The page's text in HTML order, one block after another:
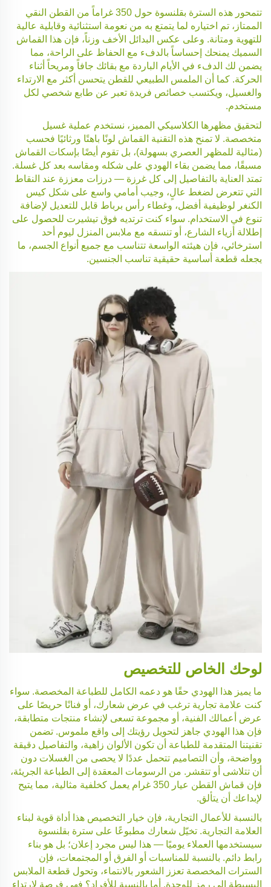
تتمحور هذه السترة بقلنسوة حول 350 غراماً من القطن النقي
الممتاز، تم اختياره لما يتمتع به من نعومة استثنائية وقابلية عالية
للتهوية ومتانة. وعلى عكس البدائل الأخف وزناً، فإن هذا القماش
السميك يمنحك إحساساً بالدفء مع الحفاظ على الراحة، مما
يضمن لك الدفء في الأيام الباردة مع بقائك جافاً ومريحاً أثناء
الحركة. كما أن الملمس الطبيعي للقطن يتحسن أكثر مع الارتداء
والغسيل، ويكتسب خصائص فريدة تعبر عن طابع شخصي لكل
مستخدم.
لتحقيق مظهرها الكلاسيكي المميز، نستخدم عملية غسيل
متخصصة. لا تمنح هذه التقنية القماش لونًا باهتًا ورثائيًا فحسب
(مثالية للمظهر العصري بسهولة)، بل تقوم أيضًا بإسكات القماش
مسبقًا، مما يضمن بقاء الهودي على شكله ومقاسه بعد كل غسلة.
تمتد العناية بالتفاصيل إلى كل غرزة — درزات معززة عند النقاط
التي تتعرض لضغط عالٍ، وجيب أمامي واسع على شكل كيس
الكنغر لوظيفية أفضل، وغطاء رأس برباط قابل للتعديل لإضافة
تنوع في الاستخدام. سواء كنت ترتديه فوق تيشيرت للحصول على
إطلالة أزياء الشارع، أو تنسقه مع ملابس المنزل ليوم أحد
استرخائي، فإن هيئته الواسعة تتناسب مع جميع أنواع الجسم، ما
يجعله قطعة أساسية حقيقية تناسب الجنسين.
لوحك الخاص للتخصيص
ما يميز هذا الهودي حقًا هو دعمه الكامل للطباعة المخصصة. سواء
كنت علامة تجارية ترغب في عرض شعارك، أو فنانًا حريصًا على
عرض أعمالك الفنية، أو مجموعة تسعى لإنشاء منتجات متطابقة،
فإن هذا الهودي جاهز لتحويل رؤيتك إلى واقع ملموس. تضمن
تقنيتنا المتقدمة للطباعة أن تكون الألوان زاهية، والتفاصيل دقيقة
وواضحة، وأن التصاميم تتحمل عددًا لا يحصى من الغسلات دون
أن تتلاشى أو تتقشر. من الرسومات المعقدة إلى الطباعة الجريئة،
فإن قماش القطن عيار 350 غرام يعمل كخلفية مثالية، مما يتيح
لإبداعك أن يتألق.
بالنسبة للأعمال التجارية، فإن خيار التخصيص هذا أداة قوية لبناء
العلامة التجارية. تخيّل شعارك مطبوعًا على سترة بقلنسوة
سيستخدمها العملاء يوميًا — هذا ليس مجرد إعلان؛ بل هو بناء
رابط دائم. بالنسبة للمناسبات أو الفرق أو المجتمعات، فإن
السترات المخصصة تعزز الشعور بالانتماء، وتحول قطعة الملابس
البسيطة إلى رمز للوحدة. أما بالنسبة للأفراد؟ فهي فرصة لارتداء